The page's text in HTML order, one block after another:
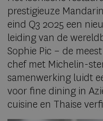
prestigieuze
eind Q3 2025 een
leiding van de
Sophie Pic – de
chef met Michelin-
samenwerking luidt
voor fine dining in
cuisine en Thaise